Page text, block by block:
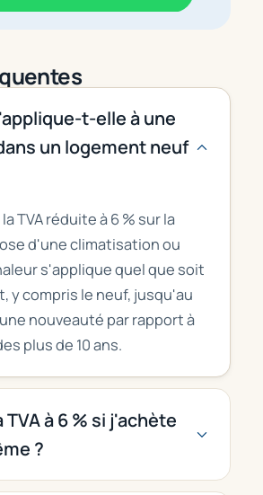
t-elle à une
un logement neuf
TVA réduite à 6 % sur la
d'une climatisation ou
s'applique quel que soit
y compris le neuf, jusqu'au
nouveauté par rapport à
plus de 10 ans.
à 6 % si j'achète
?